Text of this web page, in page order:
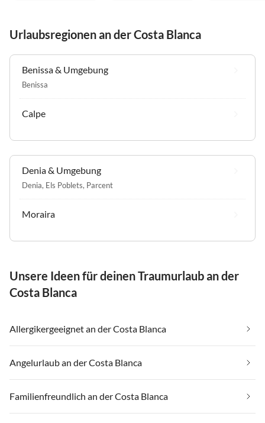
Urlaubsregionen an der Costa Blanca
Benissa & Umgebung
Benissa
Calpe
Denia & Umgebung
Denia, Els Poblets, Parcent
Moraira
Unsere Ideen für deinen Traumurlaub an der
Costa Blanca
Allergikergeeignet an der Costa Blanca
Angelurlaub an der Costa Blanca
Familienfreundlich an der Costa Blanca